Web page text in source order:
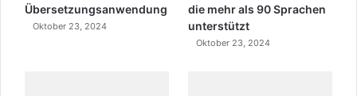
Übersetzungsanwendung
Oktober 23, 2024
die mehr als 90 Sprachen
unterstützt
Oktober 23, 2024